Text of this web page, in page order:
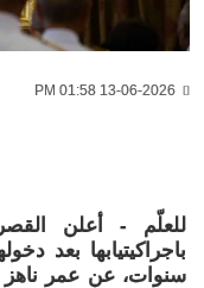
للعلّم - أعلن
باجراكيتيابها بعد